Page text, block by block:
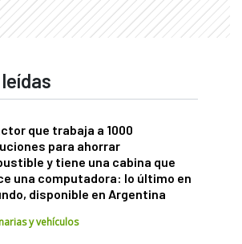
que trabaja a 1000
para ahorrar
y tiene una cabina que
una computadora: lo último en
disponible en Argentina
y vehículos